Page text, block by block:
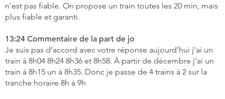
n’est pas fiable. On propose un train toutes les 20 min, mais
plus fiable et garanti.
13:24 Commentaire de la part de jo
Je suis pas d’accord avec votre réponse aujourd’hui j’ai un
train à 8h04 8h24 8h36 et 8h58. À partir de décembre j’ai un
train à 8h15 un à 8h35. Donc je passe de 4 trains à 2 sur la
tranche horaire 8h à 9h